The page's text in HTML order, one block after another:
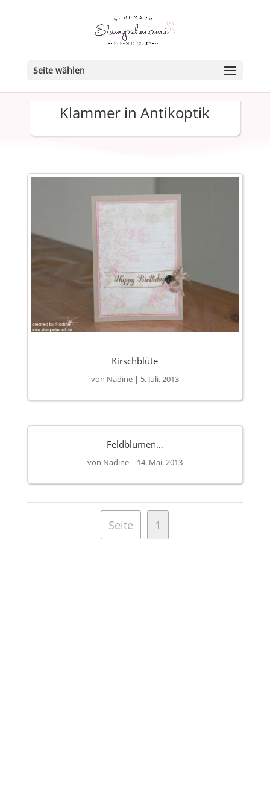
Seite wählen
Klammer in Antikoptik
Kirschblüte
von Nadine| 5. Juli. 2013
Feldblumen…
von Nadine| 14. Mai. 2013
Seite 1